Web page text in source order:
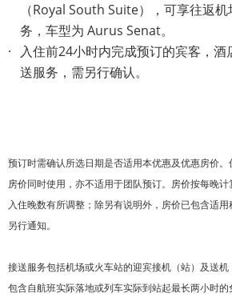
（Royal South Suite），可享往返
务，车型为 Aurus Senat。
入住前24小时内完成预订的宾客，
送服务，需另行确认。
预订时需确认所选日期是否适用本优惠及优惠房价
房价同时使用，亦不适用于团队预订。房价按每晚
入住晚数有所调整；除另有说明外，房价已包含适
另行通知。
接送服务包括机场或火车站的迎宾接机（站）及送
包含自航班实际落地或列车实际到站起最长两小时